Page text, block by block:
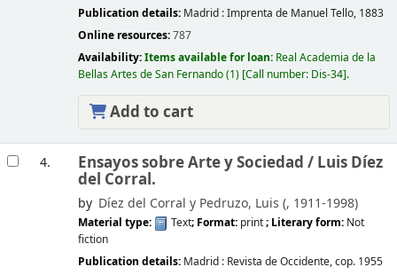
Publication details: Madrid :Imprenta de Manuel Tello, 1883
Online resources:787
Availability:Items available for loan: Real Academia de la
Bellas Artes de San Fernando(1) Call number: Dis-34 .
Add to cart
4. Ensayos sobre Arte y Sociedad / Luis Díez
del Corral.
by Díez del Corral y Pedruzo, Luis (, 1911-1998)
Material type: Text; Format: print; Literary form: Not
fiction
Publication details: Madrid : Revista de Occidente,cop. 1955